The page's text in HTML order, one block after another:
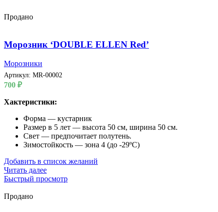
Продано
Морозник ‘DOUBLE ELLEN Red’
Морозники
Артикул: MR-00002
700 ₽
Хактеристики:
Форма — кустарник
Размер в 5 лет — высота 50 см, ширина 50 см.
Свет — предпочитает полутень.
Зимостойкость — зона 4 (до -29ºС)
Добавить в список желаний
Читать далее
Быстрый просмотр
Продано